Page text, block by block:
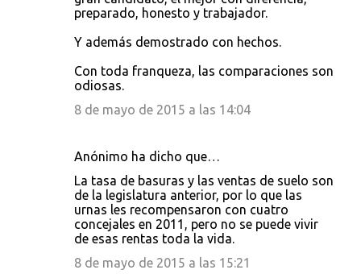
preparado, honesto y trabajador.
Y además demostrado con hechos.
Con toda franqueza, las comparaciones son
odiosas.
8 de mayo de 2015 a las 14:04
Anónimo ha dicho que…
La tasa de basuras y las ventas de suelo son
de la legislatura anterior, por lo que las
urnas les recompensaron con cuatro
concejales en 2011, pero no se puede vivir
de esas rentas toda la vida.
8 de mayo de 2015 a las 15:21